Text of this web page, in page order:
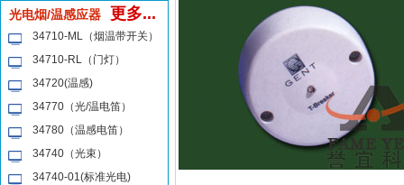
光电烟/温感应器
更多...
34710-ML（烟温带开关）
34710-RL（门灯）
34720(温感)
34770（光/温电笛）
34780（温感电笛）
34740（光束）
34740-01(标准光电)